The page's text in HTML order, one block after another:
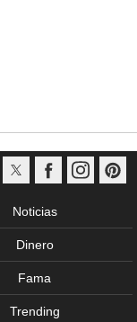
Noticias
Dinero
Fama
Trending